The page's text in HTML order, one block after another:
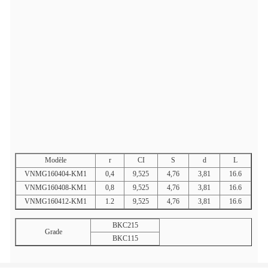
Modèle r CI S d
L
VNMG160404-KM1
0,4 9,525 4,76 3,81
16.6
VNMG160408-KM1
0,8 9,525 4,76 3,81
16.6
VNMG160412-KM1
1.2 9,525 4,76 3,81 16.6
Grade
BKC215
BKC115